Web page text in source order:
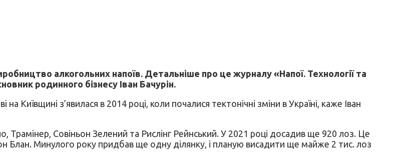
алкогольних напоїв. Детальніше про це журналу «Напої. Технології та
родинного бізнесу Іван Бачурін.
Київщині з’явилася в 2014 році, коли почалися тектонічні зміни в Україні, каже Іван
Трамінер, Совіньон Зелений та Рислінг Рейнський. У 2021 році досадив ще 920 лоз. Це
Блан. Минулого року придбав ще одну ділянку, і планую висадити ще майже 2 тис. лоз